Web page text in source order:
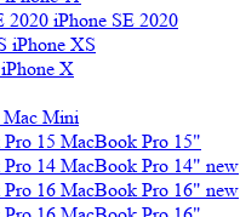
iPhone SE 2020
iPhone XS
iPhone X
Mac Mini
MacBook Pro 15"
MacBook Pro 14" new
MacBook Pro 16" new